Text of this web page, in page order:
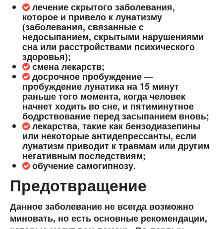
лечение скрытого заболевания,
которое и привело к лунатизму
(заболевания, связанные с
недосыпанием, скрытыми нарушениями
сна или расстройствами психического
здоровья);
смена лекарств;
досрочное пробуждение ―
пробуждение лунатика на 15 минут
раньше того момента, когда человек
начнет ходить во сне, и пятиминутное
бодрствование перед засыпанием вновь;
лекарства, такие как бензодиазепины
или некоторые антидепрессанты, если
лунатизм приводит к травмам или другим
негативным последствиям;
обучение самогипнозу.
Предотвращение
Данное заболевание не всегда возможно
миновать, но есть основные рекомендации,